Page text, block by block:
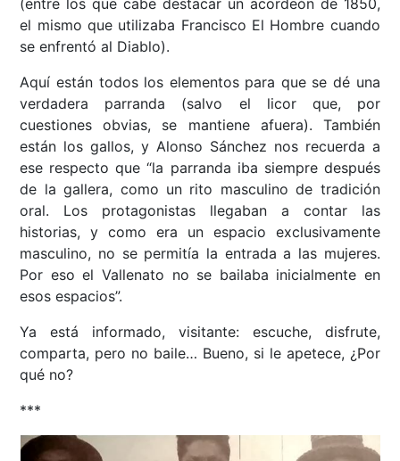
el mismo que utilizaba Francisco El Hombre cuando
se enfrentó al Diablo).
Aquí están todos los elementos para que se dé una
verdadera parranda (salvo el licor que, por
cuestiones obvias, se mantiene afuera). También
están los gallos, y Alonso Sánchez nos recuerda a
ese respecto que “la parranda iba siempre después
de la gallera, como un rito masculino de tradición
oral. Los protagonistas llegaban a contar las
historias, y como era un espacio exclusivamente
masculino, no se permitía la entrada a las mujeres.
Por eso el Vallenato no se bailaba inicialmente en
esos espacios”.
Ya está informado, visitante: escuche, disfrute,
comparta, pero no baile… Bueno, si le apetece, ¿Por
qué no?
***